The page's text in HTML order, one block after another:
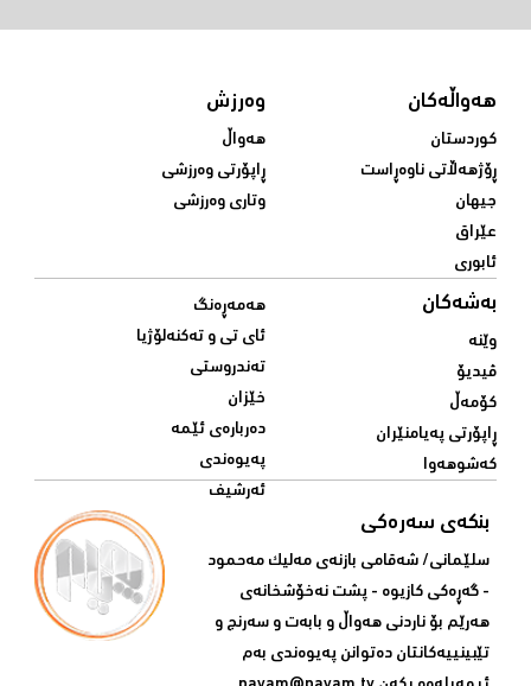
هەواڵەکان
کوردستان
ڕۆژهەڵاتی ناوەڕاست
جیهان
عێراق
ئابوری
وەرزش
هەواڵ
ڕاپۆرتی وەرزشی
وتاری وەرزشی
بەشەکان
وێنە
ڤیدیۆ
کۆمەڵ
ڕاپۆرتی پەیامنێران
کەشوهەوا
هەمەڕەنگ
ئای تی و تەکنەلۆژیا
تەندروستی
خێزان
دەربارەی ئێمە
پەیوەندی
ئەرشیف
بنکەی سەرەکی
سلێمانی/ شه‌قامی بازنه‌ی مه‌لیک مه‌حمود
- گه‌ڕه‌کی کازیوه‌ - پشت نه‌خۆشخانه‌ی‌
هه‌رێم بۆ ناردنی‌ هه‌واڵ و بابه‌ت و سه‌رنج و
تێبینییه‌كانتان ده‌توانن په‌یوه‌ندی‌ به‌م